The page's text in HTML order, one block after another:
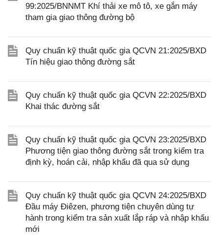
99:2025/BNNMT Khí thải xe mô tô, xe gắn máy
tham gia giao thông đường bộ
Quy chuẩn kỹ thuật quốc gia QCVN 21:2025/BXD
Tín hiệu giao thông đường sắt
Quy chuẩn kỹ thuật quốc gia QCVN 22:2025/BXD
Khai thác đường sắt
Quy chuẩn kỹ thuật quốc gia QCVN 23:2025/BXD
Phương tiện giao thông đường sắt trong kiểm tra
định kỳ, hoán cải, nhập khẩu đã qua sử dụng
Quy chuẩn kỹ thuật quốc gia QCVN 24:2025/BXD
Đầu máy Điêzen, phương tiện chuyên dùng tự
hành trong kiểm tra sản xuất lắp ráp và nhập khẩu
mới